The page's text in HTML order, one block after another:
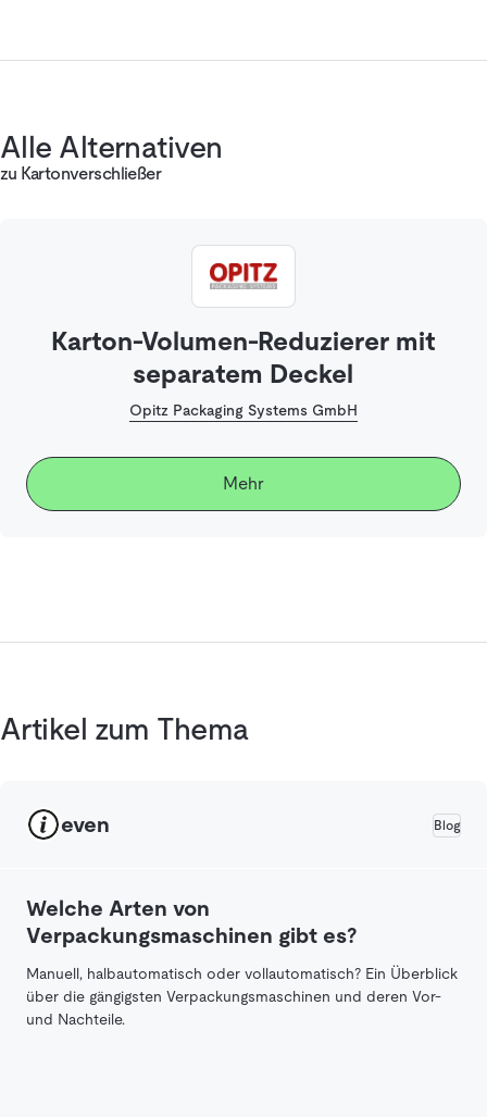
Alle Alternativen
zu Kartonverschließer
Karton-Volumen-Reduzierer mit
separatem Deckel
Opitz Packaging Systems GmbH
Mehr
Artikel zum Thema
even Blog
Welche Arten von
Verpackungsmaschinen gibt es?
Manuell, halbautomatisch oder vollautomatisch? Ein Überblick
über die gängigsten Verpackungsmaschinen und deren Vor-
und Nachteile.